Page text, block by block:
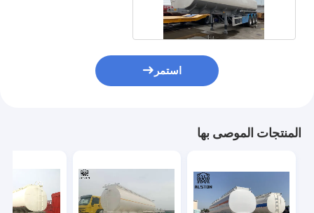
استمر
المنتجات الموصى بها